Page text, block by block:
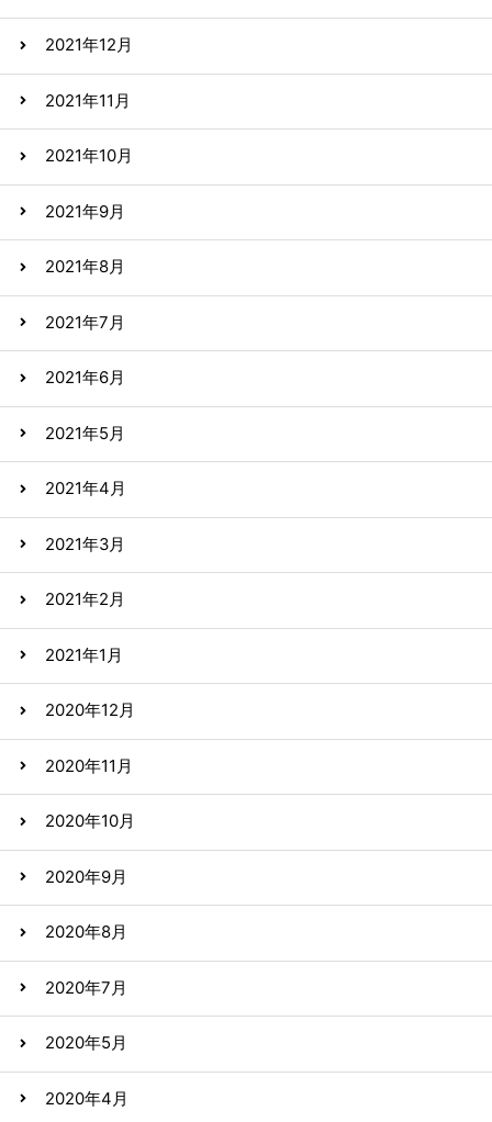
2021年12月
2021年11月
2021年10月
2021年9月
2021年8月
2021年7月
2021年6月
2021年5月
2021年4月
2021年3月
2021年2月
2021年1月
2020年12月
2020年11月
2020年10月
2020年9月
2020年8月
2020年7月
2020年5月
2020年4月